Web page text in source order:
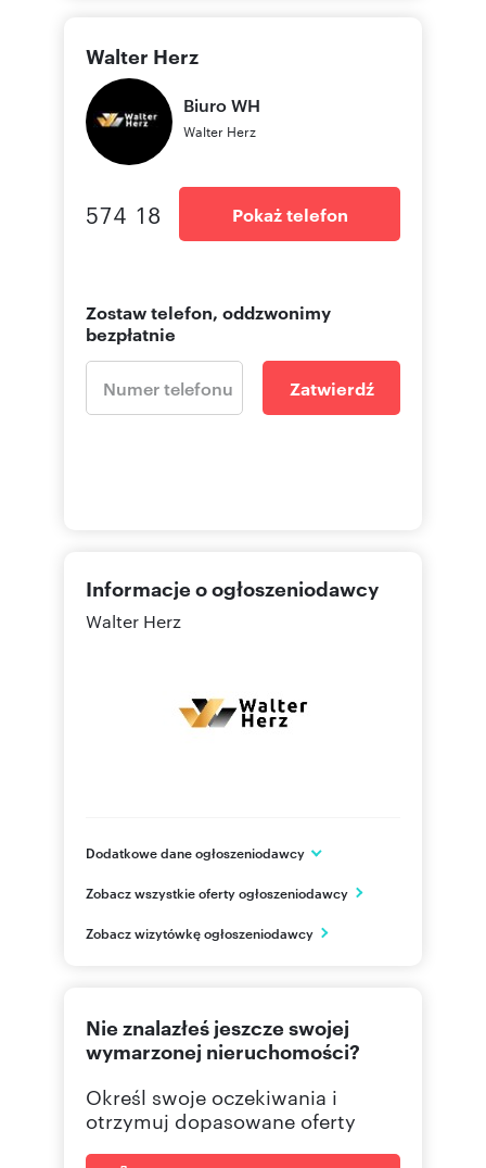
Walter Herz
BiuroWH
Walter Herz
574 18 Pokaż telefon
Zostaw telefon, oddzwonimy
bezpłatnie
Zatwierdź
Informacje o ogłoszeniodawcy
Walter Herz
Dodatkowe dane ogłoszeniodawcy
Warszawa
PL
Zobacz wszystkie oferty ogłoszeniodawcy
Zobacz wizytówkę ogłoszeniodawcy
Nie znalazłeś jeszcze swojej
wymarzonej nieruchomości?
Określ swoje oczekiwania i
otrzymuj dopasowane oferty